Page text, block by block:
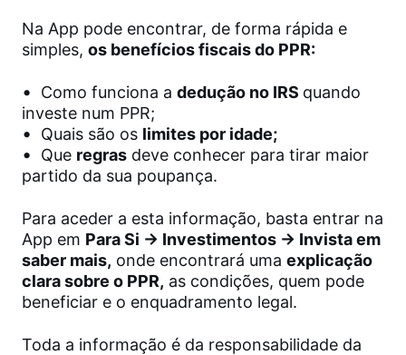
Na App pode encontrar, de forma rápida e
simples, os benefícios fiscais do PPR:
• Como funciona a dedução no IRS quando
investe num PPR;
• Quais são os limites por idade;
• Que regras deve conhecer para tirar maior
partido da sua poupança.
Para aceder a esta informação, basta entrar na
App em Para Si → Investimentos → Invista em
saber mais, onde encontrará uma explicação
clara sobre o PPR, as condições, quem pode
beneficiar e o enquadramento legal.
Toda a informação é da responsabilidade da